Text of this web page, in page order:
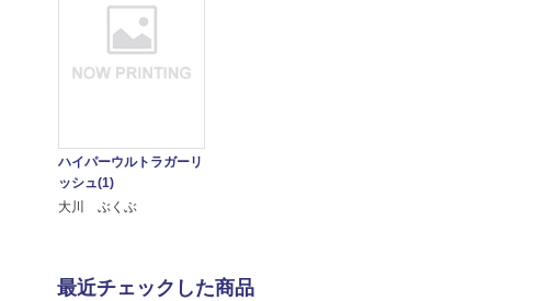
ハイパーウルトラガーリ
ッシュ(1)
大川 ぶくぶ
最近チェックした商品